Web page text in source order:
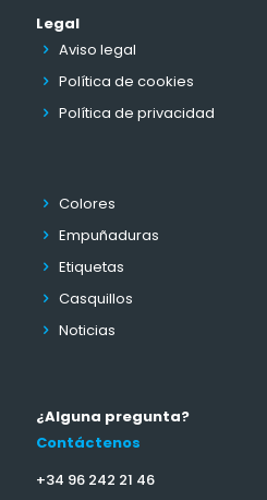
Legal
Aviso legal
Política de cookies
Política de privacidad
Colores
Empuñaduras
Etiquetas
Casquillos
Noticias
¿Alguna pregunta?
Contáctenos
+34 96 242 21 46